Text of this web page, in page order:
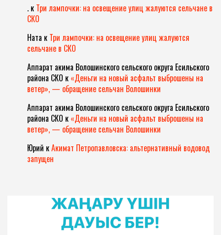
. к Три лампочки: на освещение улиц жалуются сельчане в
СКО
Ната к Три лампочки: на освещение улиц жалуются
сельчане в СКО
Аппарат акима Волошинского сельского округа Есильского
района СКО к «Деньги на новый асфальт выброшены на
ветер», — обращение сельчан Волошинки
Аппарат акима Волошинского сельского округа Есильского
района СКО к «Деньги на новый асфальт выброшены на
ветер», — обращение сельчан Волошинки
Юрий кАкимат Петропавловска: альтернативный водовод
запущен